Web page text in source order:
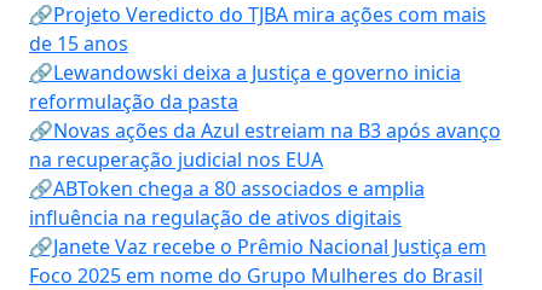
🔗Projeto Veredicto do TJBA mira ações com mais
de 15 anos
🔗Lewandowski deixa a Justiça e governo inicia
reformulação da pasta
🔗Novas ações da Azul estreiam na B3 após avanço
na recuperação judicial nos EUA
🔗ABToken chega a 80 associados e amplia
influência na regulação de ativos digitais
🔗Janete Vaz recebe o Prêmio Nacional Justiça em
Foco 2025 em nome do Grupo Mulheres do Brasil